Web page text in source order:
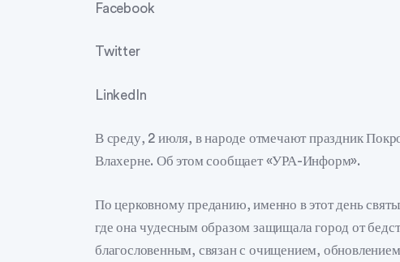
Facebook
Twitter
LinkedIn
В среду, 2 июля, в народе отмечают праздник
Влахерне. Об этом сообщает «УРА-Информ».
По церковному преданию, именно в этот день
где она чудесным образом защищала город от
благословенным, связан с очищением,